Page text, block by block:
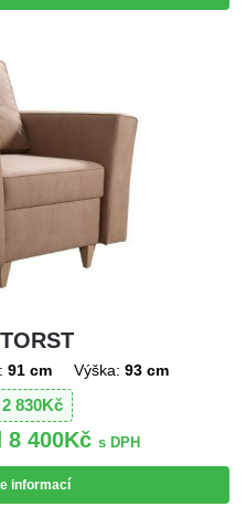
91 cm Výška: 93 cm
2 830Kč
8 400Kč s DPH
informací